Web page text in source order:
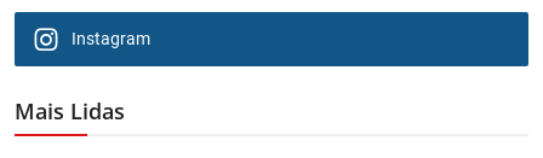
Instagram
Mais Lidas